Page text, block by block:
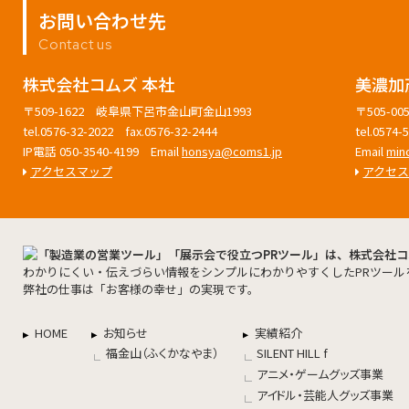
お問い合わせ先
Contact us
株式会社コムズ 本社
〒509-1622 岐阜県下呂市金山町金山1993
tel.0576-32-2022 fax.0576-32-2444
IP電話 050-3540-4199 Emailhonsya@coms1.jp
アクセスマップ
美濃
〒505-
tel.0574-
Email
アクセ
わかりにくい・伝えづらい情報をシンプルにわかりやすくしたPRツー
弊社の仕事は「お客様の幸せ」の実現です。
HOME
お知らせ
福金山（ふくかなやま）
実績紹介
SILENT HILL f
アニメ・ゲームグッズ事業
アイドル・芸能人グッズ事業